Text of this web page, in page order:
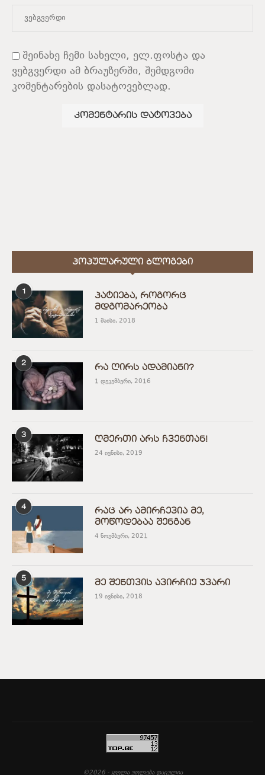
შეინახე ჩემი სახელი, ელ.ფოსტა და
ვებგვერდი ამ ბრაუზერში, შემდგომი
კომენტარების დასატოვებლად.
ᲞᲝᲞᲣᲚᲐᲠᲣᲚᲘ ᲑᲚᲝᲒᲔᲑᲘ
1
პატიება, როგორც
მდგომარეობა
1 მაისი, 2018
2
რა ღირს ადამიანი?
1 დეკემბერი, 2016
3
ღმერთი არს ჩვენთან!
24 ივნისი, 2019
4
რაც არ ამირჩევია მე,
მოწოდებაა შენგან
4 ნოემბერი, 2021
5
მე შენთვის ავირჩიე ჯვარი
19 ივნისი, 2018
©2026- ყველა უფლება დაცულია